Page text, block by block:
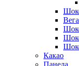
Какао